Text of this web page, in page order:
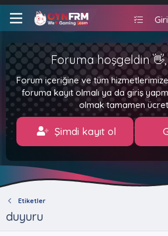
Foruma hoşgeldin
Forum içeriğine ve tüm
foruma kayıt olmalı ya da giriş
olmak tamamen
Şimdi kayıt ol
Etiketler
duyuru